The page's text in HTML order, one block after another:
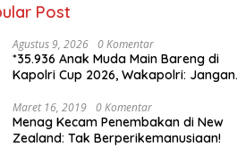
Post
Agustus 9, 2026 0 Komentar
*35.936 Anak Muda Main Bareng di
Kapolri Cup 2026, Wakapolri: Jangan
Digital*
Maret 16, 2019 0 Komentar
Menag Kecam Penembakan di New
Zealand: Tak Berperikemanusiaan!